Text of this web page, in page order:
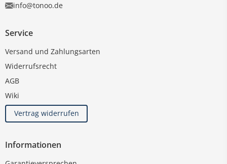
info@tonoo.de
Service
Versand und Zahlungsarten
Widerrufsrecht
AGB
Wiki
Vertrag widerrufen
Informationen